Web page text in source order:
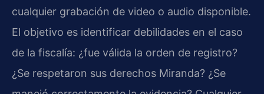
cualquier grabación de video o audio disponible.
El objetivo es identificar debilidades en el caso
de la fiscalía: ¿fue válida la orden de registro?
¿Se respetaron sus derechos Miranda? ¿Se